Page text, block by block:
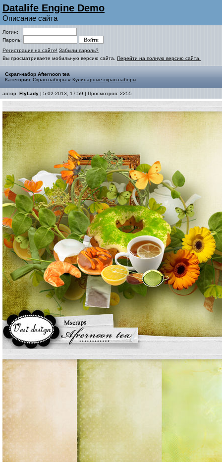
Datalife Engine Demo
Описание сайта
Логин:
Пароль:
Регистрация на сайте! Забыли пароль?
Вы просматриваете мобильную версию сайта. Перейти на полную версию сайта.
Скрап-набор Afternoon tea
Категория: Скрап-наборы » Кулинарные скрап-наборы
автор: FlyLady | 5-02-2013, 17:59 | Просмотров: 2255